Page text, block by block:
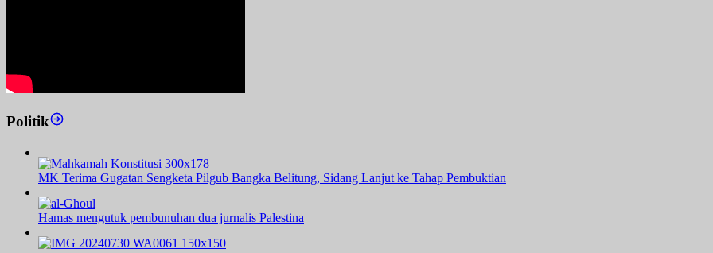
Politik
MK Terima Gugatan Sengketa Pilgub Bangka Belitung, Sidang Lanjut ke Tahap Pembuktian
Hamas mengutuk pembunuhan dua jurnalis Palestina